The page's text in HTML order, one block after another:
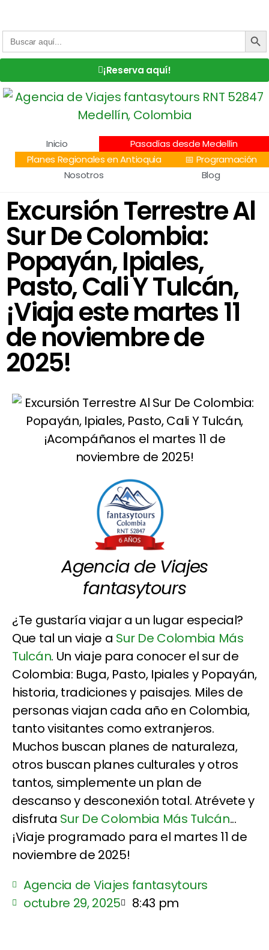
Buscar: BOTÓN
¡Reserva aquí!
Inicio
Pasadías desde Medellín
Planes Regionales en Antioquia
📅 Programación
Nosotros
Blog
Excursión Terrestre Al
Sur De Colombia:
Popayán, Ipiales,
Pasto, Cali Y Tulcán,
¡Viaja este martes 11
de noviembre de
2025!
Agencia de Viajes
fantasytours
¿Te gustaría viajar a un lugar especial?
Que tal un viaje a Sur De Colombia Más
Tulcán. Un viaje para conocer el sur de
Colombia: Buga, Pasto, Ipiales y Popayán,
historia, tradiciones y paisajes. Miles de
personas viajan cada año en Colombia,
tanto visitantes como extranjeros.
Muchos buscan planes de naturaleza,
otros buscan planes culturales y otros
tantos, simplemente un plan de
descanso y desconexión total. Atrévete y
disfruta Sur De Colombia Más Tulcán...
¡Viaje programado para el martes 11 de
noviembre de 2025!
Agencia de Viajes fantasytours
octubre 29, 2025
8:43 pm